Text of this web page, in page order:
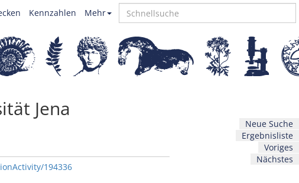
Mehr
Kennzahlen
Neue Suche
Ergebnisliste
Voriges
Nächstes
Jena
194336